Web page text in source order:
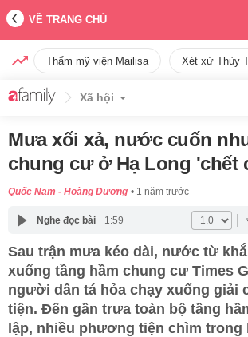
VỀ TRANG CHỦ
Thẩm mỹ viện Mailisa Xét xử Thùy
Xã hội
Mưa xối xả, nước cuốn
chung cư ở Hạ Long 'chết
Quốc Nam - Hoàng Dương 1 năm trước
Nghe đọc bài 1:59
Sau trận mưa kéo dài, nước từ
xuống tầng hầm chung cư Times
người dân tá hỏa chạy xuống giải
tiện. Đến gần trưa toàn bộ tầng
lập, nhiều phương tiện chìm